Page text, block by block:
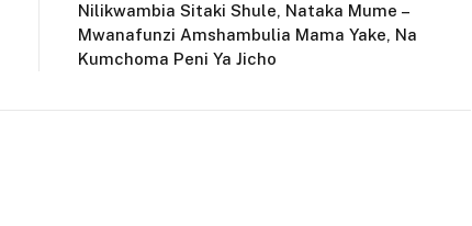
Nilikwambia Sitaki Shule, Nataka Mume –
Mwanafunzi Amshambulia Mama Yake, Na
Kumchoma Peni Ya Jicho